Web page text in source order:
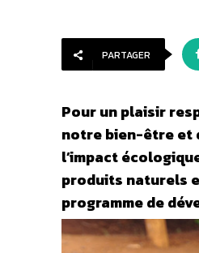
PARTAGER
Pour un plaisir
notre bien-être et
l’impact
produits naturels
programme de